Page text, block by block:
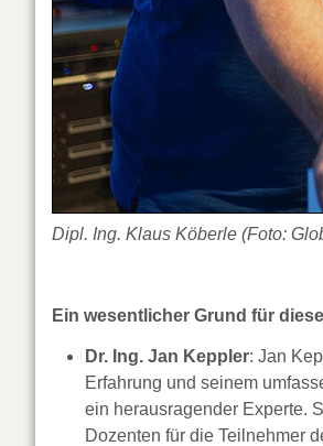
Dipl. Ing. Klaus Köberle (Foto:
Ein wesentlicher Grund für
Dr. Ing. Jan Keppler: Jan
Erfahrung und seinem
ein herausragender Experte.
Dozenten für die Teilnehmer